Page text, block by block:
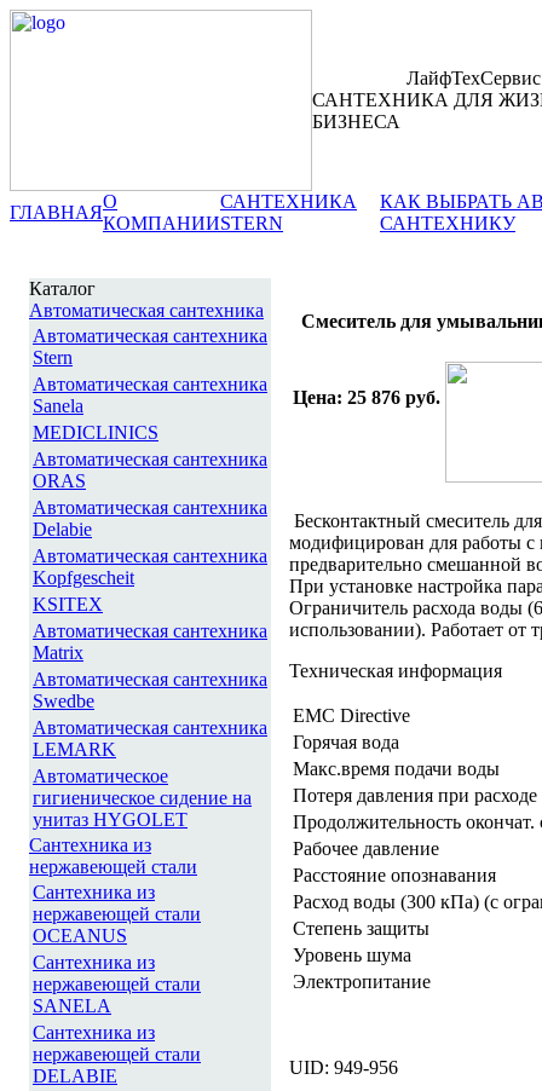
ЛайфТехСервис
САНТЕХНИКА ДЛЯ
БИЗНЕСА
ГЛАВНАЯ
О
КОМПАНИИ
САНТЕХНИКА
STERN
КАК ВЫБРАТЬ
САНТЕХНИКУ
Каталог
Автоматическая сантехника
Автоматическая сантехника
Stern
Автоматическая сантехника
Sanela
MEDICLINICS
Автоматическая сантехника
ORAS
Автоматическая сантехника
Delabie
Автоматическая сантехника
Kopfgescheit
KSITEX
Автоматическая сантехника
Matrix
Автоматическая сантехника
Swedbe
Автоматическая сантехника
LEMARK
Автоматическое
гигиеническое сидение на
унитаз HYGOLET
Сантехника из
нержавеющей стали
Сантехника из
нержавеющей стали
OCEANUS
Сантехника из
нержавеющей стали
SANELA
Сантехника из
нержавеющей стали
DELABIE
Смеситель для
Цена: 25 876 руб.
Бесконтактный смеситель
модифицирован для работы с
предварительно смешанной
При установке настройка
Ограничитель расхода воды
использовании). Работает от
Техническая информация
EMC Directive
Горячая вода
Макс.время подачи воды
Потеря давления при расходе
Продолжительность окончат.
Рабочее давление
Расстояние опознавания
Расход воды (300 кПа) (с
Степень защиты
Уровень шума
Электропитание
UID: 949-956